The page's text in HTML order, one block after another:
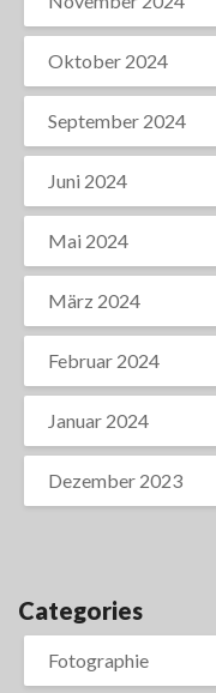
Oktober 2024
September 2024
Juni 2024
Mai 2024
März 2024
Februar 2024
Januar 2024
Dezember 2023
Categories
Fotographie